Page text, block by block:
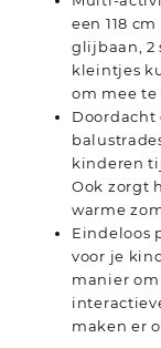
een 118
glijbaan, 2
kleintjes
om mee te
kinderen
Ook zorgt
warme
Eindeloos
voor je
manier
maken er